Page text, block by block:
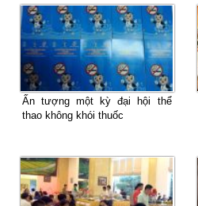
Ấn tượng một kỳ đại hội thể
thao không khói thuốc